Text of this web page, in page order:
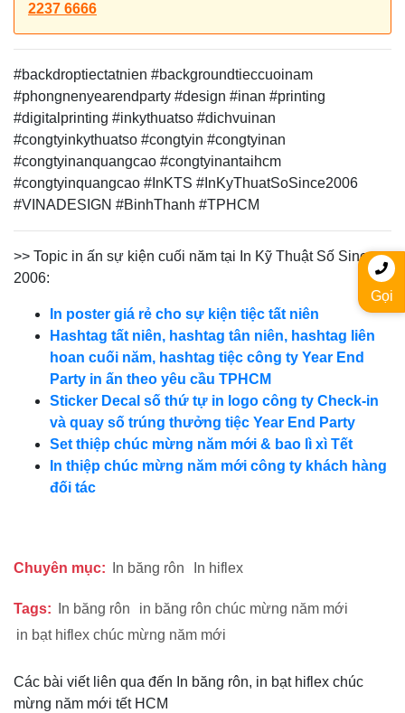
2237 6666
#backdroptiectatnien #backgroundtieccuoinam
#phongnenyearendparty #design #inan #printing
#digitalprinting #inkythuatso #dichvuinan
#congtyinkythuatso #congtyin #congtyinan
#congtyinanquangcao #congtyinantaihcm
#congtyinquangcao #InKTS #InKyThuatSoSince2006
#VINADESIGN #BinhThanh #TPHCM
>> Topic in ấn sự kiện cuối năm tại In Kỹ Thuật Số Since
2006:
In poster giá rẻ cho sự kiện tiệc tất niên
Hashtag tất niên, hashtag tân niên, hashtag liên
hoan cuối năm, hashtag tiệc công ty Year End
Party in ấn theo yêu cầu TPHCM
Sticker Decal số thứ tự in logo công ty Check-in
và quay số trúng thưởng tiệc Year End Party
Set thiệp chúc mừng năm mới & bao lì xì Tết
In thiệp chúc mừng năm mới công ty khách hàng
đối tác
Chuyên mục: In băng rôn In hiflex
Tags: In băng rôn
in băng rôn chúc mừng năm mới
in bạt hiflex chúc mừng năm mới
Các bài viết liên qua đến In băng rôn, in bạt hiflex chúc
mừng năm mới tết HCM
Gọi